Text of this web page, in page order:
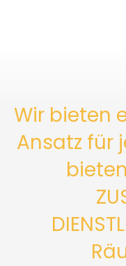
Wir bieten
Ansatz für